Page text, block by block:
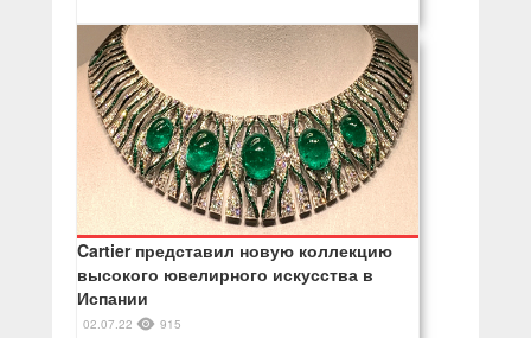
Cartier представил новую коллекцию
высокого ювелирного искусства в
Испании
02.07.22 915